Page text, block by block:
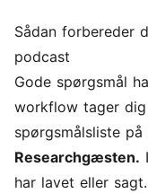
Sådan forbereder
podcast
Gode spørgsmål
workflow tager
spørgsmålsliste
Researchgæsten.
har lavet eller